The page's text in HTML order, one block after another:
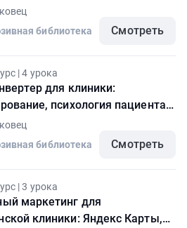
библиотека
Смотреть
| 4 урока
для клиники:
психология пациента и
метрик
библиотека
Смотреть
| 3 урока
маркетинг для
клиники: Яндекс Карты,